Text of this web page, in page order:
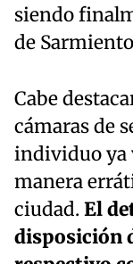
siendo
de
Cabe
cámaras de
individuo ya
manera
ciudad. El
disposición